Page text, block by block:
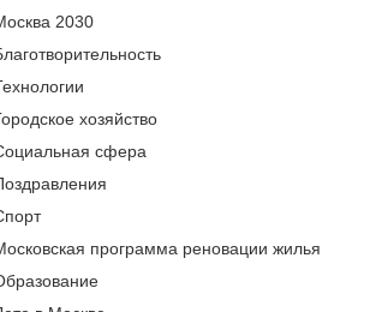
2030
хозяйство
сфера
программа реновации жилья